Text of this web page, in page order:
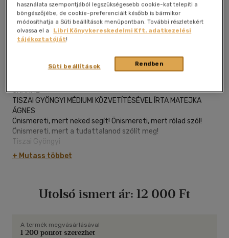
Kívánságlistához adom Megosztom
Magánkiadás|2021|magyar nyelvű |fóliázva
CHARME
TISZAI GYÖNGYI MÉDIUMI KÖZVETÍTÉSÉVEL ÍRTA MATEJKA
ÁGNES
Önismereti, mert neked segít! Önismereti, mert rólad szól!
Önismereti, mert a tudattalanod szólít meg!
Tiszai Gyöngyi
Érezted már, hogy táncba hív a lelked? Mint egy konnyű
szárnyalás... Kiteríti a lapjait előtted, Hogy végre láss! Hogy
+ Mutass többet
Utolsó ismert ár: 12 000 Ft
A termék megvásárlásával
1 200 pontot szerezhet
használata szempontjából legszükségesebb cookie-kat telepíti a
böngészőjébe, de cookie-preferenciáit később is bármikor
módosíthatja a Süti beállítások menüpontban. További részletekért
olvassa el a
Libri Könyvkereskedelmi Kft. adatkezelési
tájékoztatóját!
Rendben
Süti beállítások